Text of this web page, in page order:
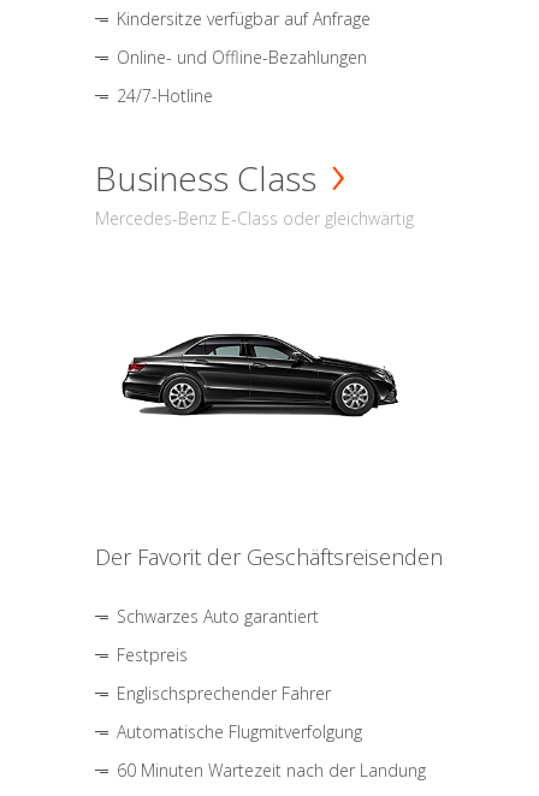
Kindersitze verfügbar auf Anfrage
Online- und Offline-Bezahlungen
24/7-Hotline
Business Class
Mercedes-Benz E-Class oder gleichwärtig
Der Favorit der Geschäftsreisenden
Schwarzes Auto garantiert
Festpreis
Englischsprechender Fahrer
Automatische Flugmitverfolgung
60 Minuten Wartezeit nach der Landung